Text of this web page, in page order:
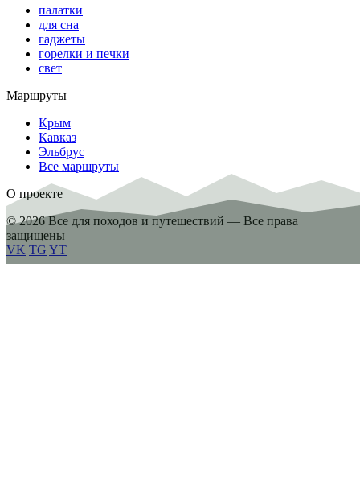
палатки
для сна
гаджеты
горелки и печки
свет
Маршруты
Крым
Кавказ
Эльбрус
Все маршруты
О проекте
© 2026 Все для походов и путешествий — Все права
защищены
VK TG YT